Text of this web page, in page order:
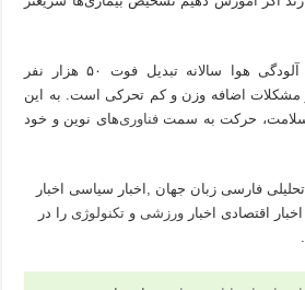
ظفرقندی در ادامه گفت: آلودگی هوا سالانه تبدیل فوت ۵۰ هزار نفر
اضافه وزن و کم تحرکی است. به این
حرکت به سمتفناوری‌های نوین و خود
فارسی زبان جهان ,اخبار سیاسی اخبار
اقتصادی اخبارورزشی وتکنولوژی را در